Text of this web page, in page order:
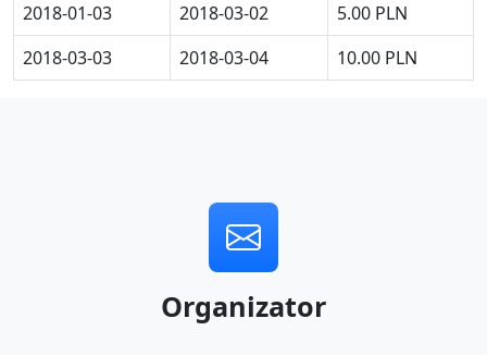
2018-01-03
2018-03-02
5.00 PLN
2018-03-03
2018-03-04 10.00 PLN
Organizator